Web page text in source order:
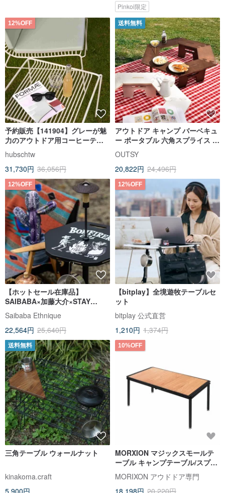
Pinkoi限定
12%OFF
予約販売【141904】グレーが魅
力のアウトドア用コーヒーテー
ブル
hubschtw
31,730円 36,056円
送料無料
アウトドア キャンプ バーベキュ
ー ポータブル 六角スプライス テ
ーブル/ピクニック テーブル
OUTSY
20,822円 24,496円
12%OFF
【ホットセール在庫品】
SAIBABA×加藤大介×STAY
WORKS ジョイント発光サイド
テーブル
Saibaba Ethnique
22,564円 25,640円
12%OFF
【bitplay】全境遊牧テーブルセ
ット
bitplay 公式直営
1,210円 1,374円
送料無料
三角テーブル ウォールナット
kinakoma.craft
5,900円
10%OFF
MORXION マジックスモールテ
ーブル キャンプテーブル/スプリ
ッティングテーブル/システムテ
ーブル/アウトドアキャンプ MT-5
MORIXON アウドドア専門
18,198円 20,220円